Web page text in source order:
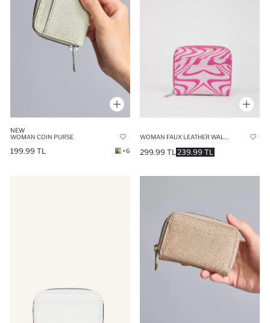
NEW
WOMAN COIN PURSE
199.99 TL +6 239.99 TL
299.99 TL